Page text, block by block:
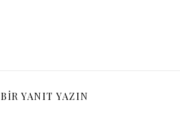
BIR YANIT YAZIN